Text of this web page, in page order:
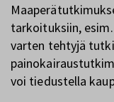
tarkoituksiin,
varten tehtyjä
voi tiedustella